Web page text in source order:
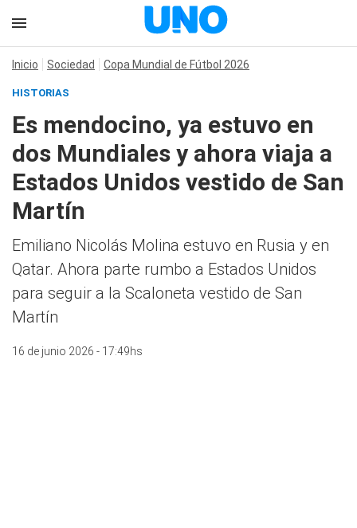
Inicio Sociedad Copa Mundial de Fútbol 2026
HISTORIAS
Es mendocino, ya estuvo en
dos Mundiales y ahora viaja a
Estados Unidos vestido de San
Martín
Emiliano Nicolás Molina estuvo en Rusia y en
Qatar. Ahora parte rumbo a Estados Unidos
para seguir a la Scaloneta vestido de San
Martín
16 de junio 2026 - 17:49hs